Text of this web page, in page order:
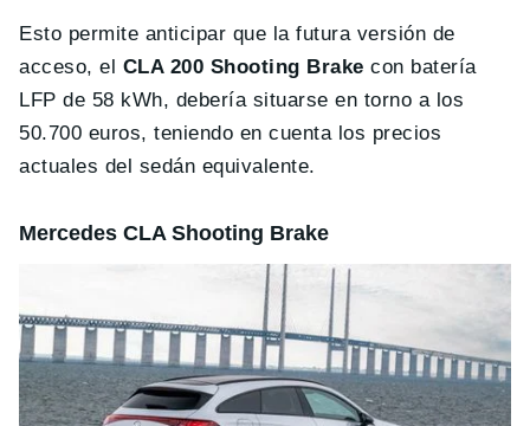
Esto permite anticipar que la futura versión de
acceso, el CLA 200 Shooting Brake con batería
LFP de 58 kWh, debería situarse en torno a los
50.700 euros, teniendo en cuenta los precios
actuales del sedán equivalente.
Mercedes CLA Shooting Brake